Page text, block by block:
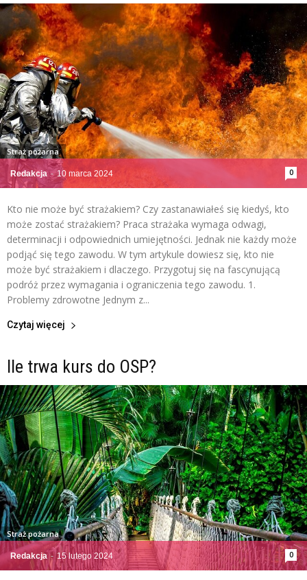
Redakcja - 10 marca 2024 0
Straż pożarna
Kto nie może być strażakiem? Czy zastanawiałeś się kiedyś, kto
może zostać strażakiem? Praca strażaka wymaga odwagi,
determinacji i odpowiednich umiejętności. Jednak nie każdy może
podjąć się tego zawodu. W tym artykule dowiesz się, kto nie
może być strażakiem i dlaczego. Przygotuj się na fascynującą
podróż przez wymagania i ograniczenia tego zawodu. 1.
Problemy zdrowotne Jednym z...
Czytaj więcej
Ile trwa kurs do OSP?
Redakcja - 15 lutego 2024 0
Straż pożarna